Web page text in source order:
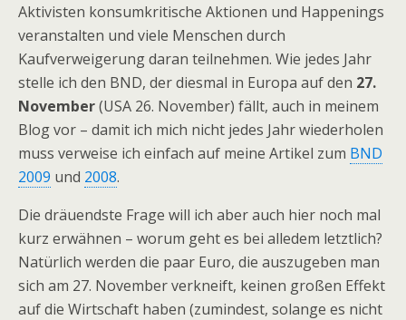
Aktivisten konsumkritische Aktionen und Happenings
veranstalten und viele Menschen durch
Kaufverweigerung daran teilnehmen. Wie jedes Jahr
stelle ich den BND, der diesmal in Europa auf den 27.
November(USA 26. November) fällt, auch in meinem
Blog vor – damit ich mich nicht jedes Jahr wiederholen
muss verweise ich einfach auf meine Artikel zum BND
2009 und 2008.
Die dräuendste Frage will ich aber auch hier noch mal
kurz erwähnen – worum geht es bei alledem letztlich?
Natürlich werden die paar Euro, die auszugeben man
sich am 27. November verkneift, keinen großen Effekt
auf die Wirtschaft haben (zumindest, solange es nicht